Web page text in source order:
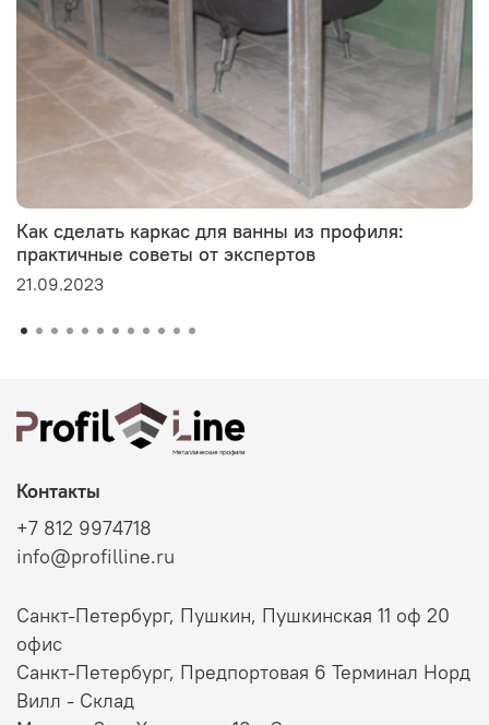
Как сделать каркас для ванны из профиля:
практичные советы от экспертов
21.09.2023
Контакты
+7 812 9974718
info@profilline.ru
Санкт-Петербург, Пушкин, Пушкинская 11 оф 20
офис
Санкт-Петербург, Предпортовая 6 Терминал Норд
Вилл - Склад